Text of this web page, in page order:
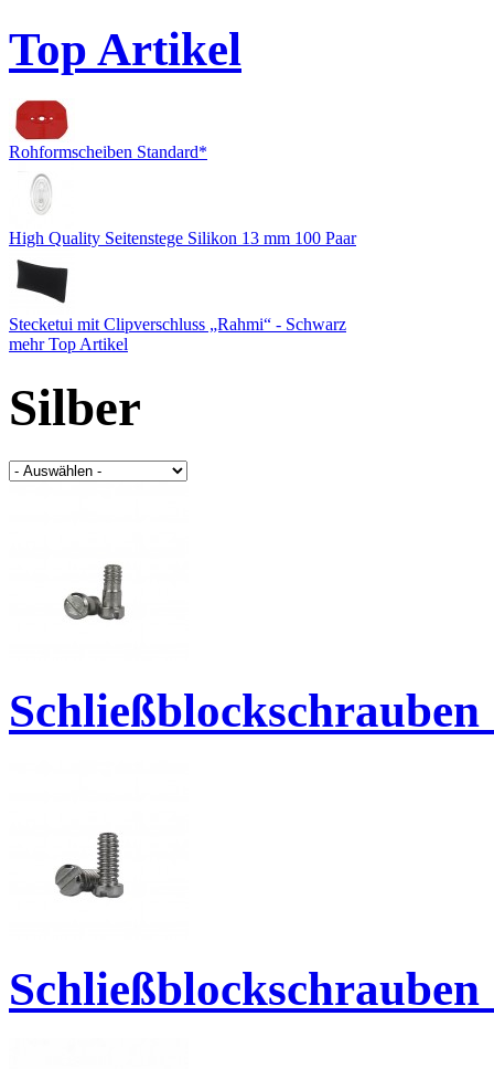
Top Artikel
Rohformscheiben Standard*
High Quality Seitenstege Silikon 13 mm 100 Paar
Stecketui mit Clipverschluss „Rahmi“ - Schwarz
mehr Top Artikel
Silber